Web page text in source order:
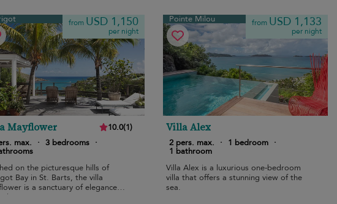
from USD 1,150
per night
Mayflower 10.0(1)
max.
· 3 bedrooms ·
on the picturesque hills of
Bay in St. Barts, the villa
is a sanctuary of elegance
Pointe Milou from USD 1,133
per night
Villa Alex
2 pers. max. · 1 bedroom ·
1 bathroom
Villa Alex is a luxurious one-bedroom
villa that offers a stunning view of the
sea.